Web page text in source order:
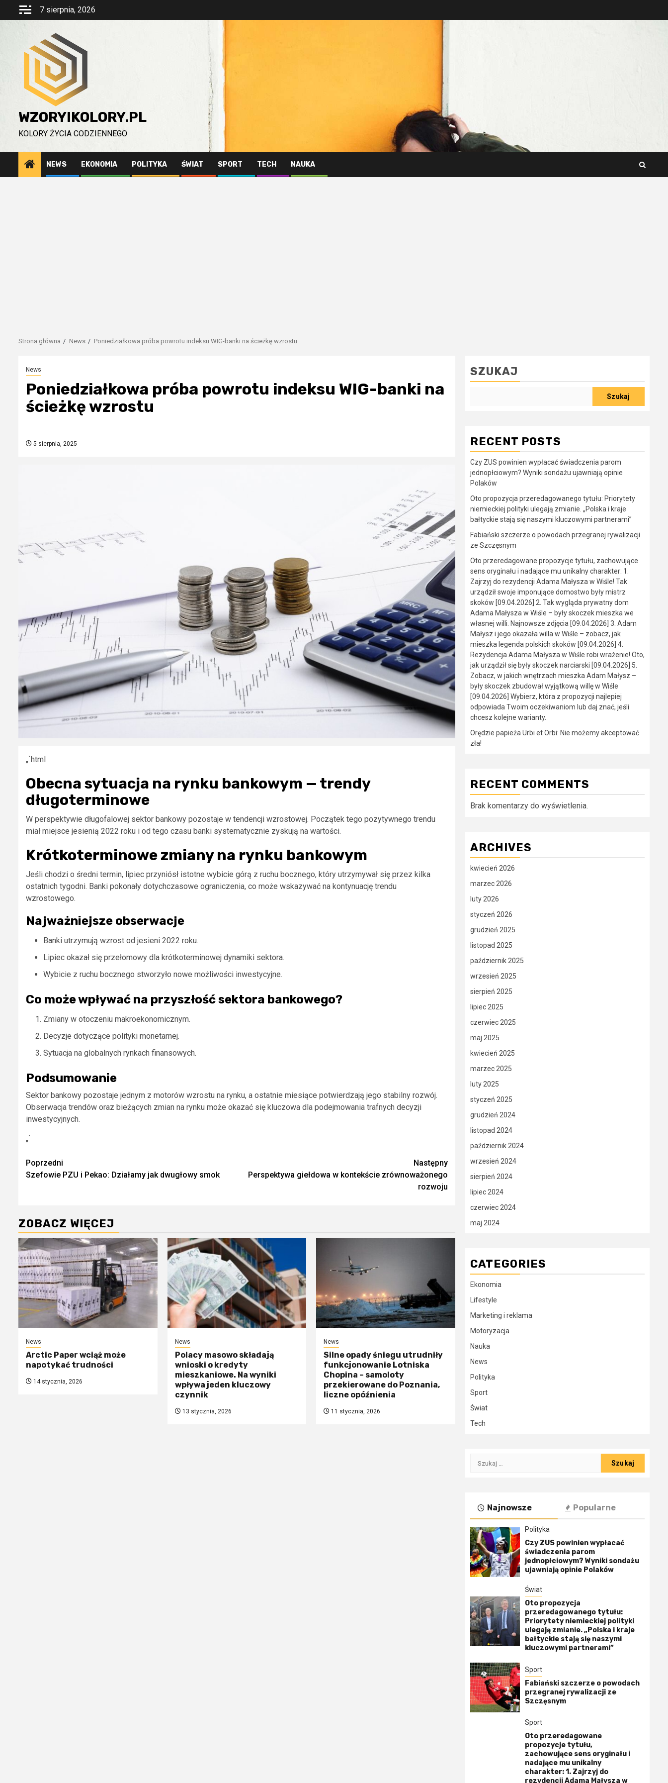
Przejdź
7 sierpnia, 2026
WZORYIKOLORY.PL
KOLORY ŻYCIA CODZIENNEGO
NEWS EKONOMIA POLITYKA ŚWIAT SPORT TECH NAUKA
Strona główna News Poniedziałkowa próba powrotu indeksu WIG-banki na ścieżkę wzrostu
News
Poniedziałkowa próba powrotu indeksu WIG-banki na
ścieżkę wzrostu
5 sierpnia, 2025
„`html
Obecna sytuacja na rynku bankowym — trendy
długoterminowe
W perspektywie długofalowej sektor bankowy pozostaje w tendencji wzrostowej. Początek tego pozytywnego trendu
miał miejsce jesienią 2022 roku i od tego czasu banki systematycznie zyskują na wartości.
Krótkoterminowe zmiany na rynku bankowym
Jeśli chodzi o średni termin, lipiec przyniósł istotne wybicie górą z ruchu bocznego, który utrzymywał się przez kilka
ostatnich tygodni. Banki pokonały dotychczasowe ograniczenia, co może wskazywać na kontynuację trendu
wzrostowego.
Najważniejsze obserwacje
Banki utrzymują wzrost od jesieni 2022 roku.
Lipiec okazał się przełomowy dla krótkoterminowej dynamiki sektora.
Wybicie z ruchu bocznego stworzyło nowe możliwości inwestycyjne.
Co może wpływać na przyszłość sektora bankowego?
Zmiany w otoczeniu makroekonomicznym.
Decyzje dotyczące polityki monetarnej.
Sytuacja na globalnych rynkach finansowych.
Podsumowanie
Sektor bankowy pozostaje jednym z motorów wzrostu na rynku, a ostatnie miesiące potwierdzają jego stabilny rozwój.
Obserwacja trendów oraz bieżących zmian na rynku może okazać się kluczowa dla podejmowania trafnych decyzji
inwestycyjnych.
„`
Zobacz
wpisy
Poprzedni
Szefowie PZU i Pekao: Działamy jak dwugłowy smok
Następny
Perspektywa giełdowa w kontekście zrównoważonego
rozwoju
ZOBACZ WIĘCEJ
News
Arctic Paper wciąż może
napotykać trudności
14 stycznia, 2026
News
Polacy masowo składają
wnioski o kredyty
mieszkaniowe. Na wyniki
wpływa jeden kluczowy
czynnik
13 stycznia, 2026
News
Silne opady śniegu utrudniły
funkcjonowanie Lotniska
Chopina – samoloty
przekierowane do Poznania,
liczne opóźnienia
11 stycznia, 2026
SZUKAJ
Szukaj
RECENT POSTS
Czy ZUS powinien wypłacać świadczenia parom
jednopłciowym? Wyniki sondażu ujawniają opinie
Polaków
Oto propozycja przeredagowanego tytułu: Priorytety
niemieckiej polityki ulegają zmianie. „Polska i kraje
bałtyckie stają się naszymi kluczowymi partnerami”
Fabiański szczerze o powodach przegranej rywalizacji
ze Szczęsnym
Oto przeredagowane propozycje tytułu, zachowujące
sens oryginału i nadające mu unikalny charakter: 1.
Zajrzyj do rezydencji Adama Małysza w Wiśle! Tak
urządził swoje imponujące domostwo były mistrz
skoków [09.04.2026] 2. Tak wygląda prywatny dom
Adama Małysza w Wiśle – były skoczek mieszka we
własnej willi. Najnowsze zdjęcia [09.04.2026] 3. Adam
Małysz i jego okazała willa w Wiśle – zobacz, jak
mieszka legenda polskich skoków [09.04.2026] 4.
Rezydencja Adama Małysza w Wiśle robi wrażenie! Oto,
jak urządził się były skoczek narciarski [09.04.2026] 5.
Zobacz, w jakich wnętrzach mieszka Adam Małysz –
były skoczek zbudował wyjątkową willę w Wiśle
[09.04.2026] Wybierz, która z propozycji najlepiej
odpowiada Twoim oczekiwaniom lub daj znać, jeśli
chcesz kolejne warianty.
Orędzie papieża Urbi et Orbi: Nie możemy akceptować
zła!
RECENT COMMENTS
Brak komentarzy do wyświetlenia.
ARCHIVES
kwiecień 2026
marzec 2026
luty 2026
styczeń 2026
grudzień 2025
listopad 2025
październik 2025
wrzesień 2025
sierpień 2025
lipiec 2025
czerwiec 2025
maj 2025
kwiecień 2025
marzec 2025
luty 2025
styczeń 2025
grudzień 2024
listopad 2024
październik 2024
wrzesień 2024
sierpień 2024
lipiec 2024
czerwiec 2024
maj 2024
CATEGORIES
Ekonomia
Lifestyle
Marketing i reklama
Motoryzacja
Nauka
News
Polityka
Sport
Świat
Tech
Szukaj:
Najnowsze Popularne
Polityka
Czy ZUS powinien wypłacać
świadczenia parom
jednopłciowym? Wyniki sondażu
ujawniają opinie Polaków
Świat
Oto propozycja
przeredagowanego tytułu:
Priorytety niemieckiej polityki
ulegają zmianie. „Polska i kraje
bałtyckie stają się naszymi
kluczowymi partnerami”
Sport
Fabiański szczerze o powodach
przegranej rywalizacji ze
Szczęsnym
Sport
Oto przeredagowane
propozycje tytułu,
zachowujące sens oryginału i
nadające mu unikalny
charakter: 1. Zajrzyj do
rezydencji Adama Małysza w